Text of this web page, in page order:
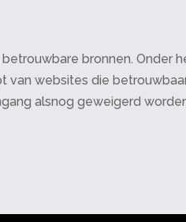
bronnen. Onder
van websites die
alsnog geweigerd